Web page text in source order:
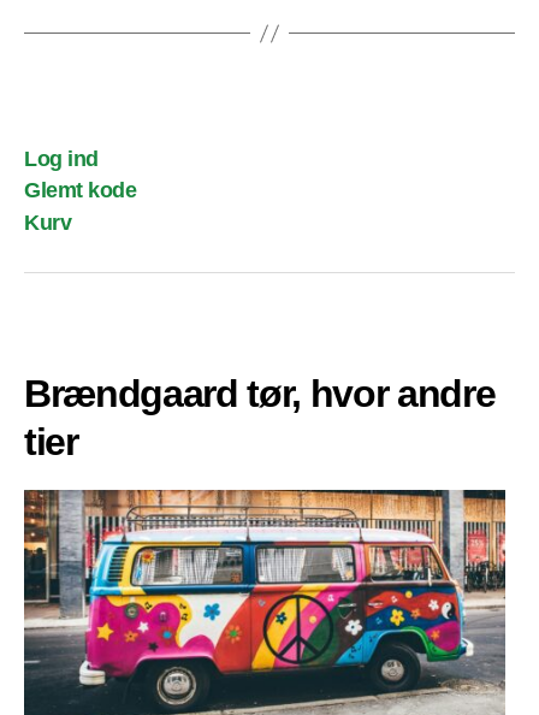
Log ind
Glemt kode
Kurv
Brændgaard tør, hvor andre
tier